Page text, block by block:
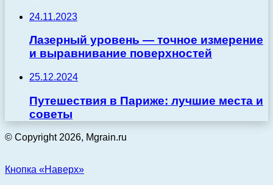
24.11.2023
Лазерный уровень — точное измерение
и выравнивание поверхностей
25.12.2024
Путешествия в Париже: лучшие места и
советы
© Copyright 2026, Mgrain.ru
Кнопка «Наверх»